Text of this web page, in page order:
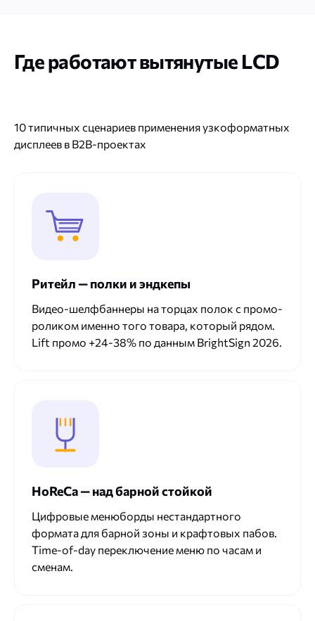
Где работают вытянутые LCD
10 типичных сценариев применения узкоформатных
дисплеев в B2B-проектах
Ритейл — полки и эндкепы
Видео-шелфбаннеры на торцах полок с промо-
роликом именно того товара, который рядом.
Lift промо +24-38% по данным BrightSign 2026.
HoReCa — над барной стойкой
Цифровые менюборды нестандартного
формата для барной зоны и крафтовых пабов.
Time-of-day переключение меню по часам и
сменам.